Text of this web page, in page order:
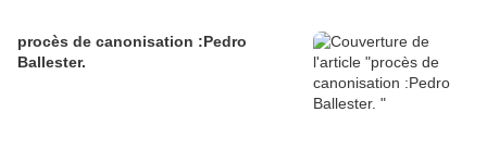
procès de canonisation :Pedro
Ballester.